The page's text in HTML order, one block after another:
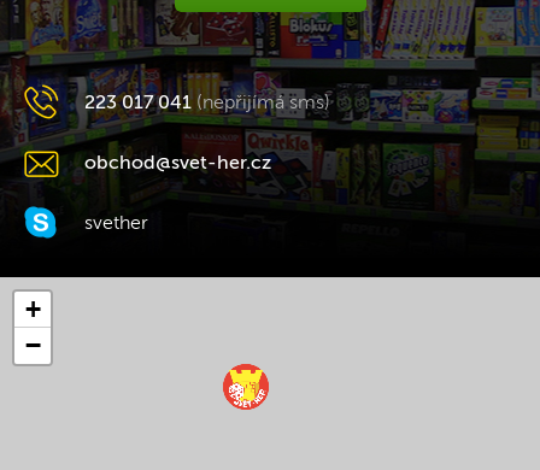
223 017 041 (nepřijímá sms)
obchod@svet-her.cz
svether
+
−